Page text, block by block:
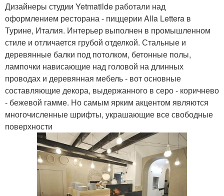
Дизайнеры студии Yetmatilde работали над
оформлением ресторана - пиццерии Alla Lettera в
Турине, Италия. Интерьер выполнен в промышленном
стиле и отличается грубой отделкой. Стальные и
деревянные балки под потолком, бетонные полы,
лампочки нависающие над головой на длинных
проводах и деревянная мебель - вот основные
составляющие декора, выдержанного в серо - коричнево
- бежевой гамме. Но самым ярким акцентом являются
многочисленные шрифты, украшающие все свободные
поверхности